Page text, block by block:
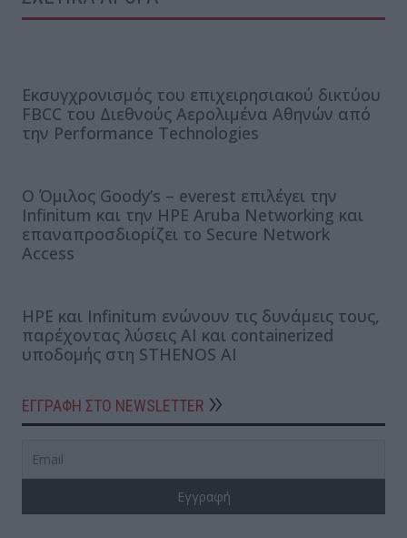
Εκσυγχρονισμός του επιχειρησιακού δικτύου
FBCC του Διεθνούς Αερολιμένα Αθηνών από
την Performance Technologies
Ο Όμιλος Goody’s – everest επιλέγει την
Infinitum και την HPE Aruba Networking και
επαναπροσδιορίζει το Secure Network
Access
HPE και Infinitum ενώνουν τις δυνάμεις τους,
παρέχοντας λύσεις AI και containerized
υποδομής στη STHENOS AI
ΕΓΓΡΑΦΗ ΣΤΟ NEWSLETTER